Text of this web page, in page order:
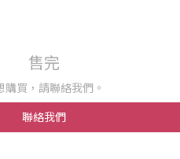
售完
購買，請聯絡我們。
聯絡我們